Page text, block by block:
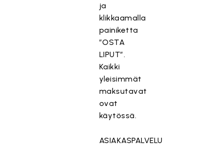
ja
klikkaamalla
painiketta
”OSTA
LIPUT”.
Kaikki
yleisimmät
maksutavat
ovat
käytössä.
ASIAKASPALVELU